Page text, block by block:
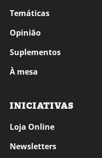
Temáticas
Opinião
Suplementos
À mesa
INICIATIVAS
Loja Online
Newsletters